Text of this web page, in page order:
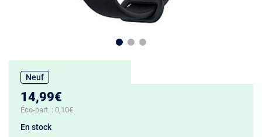
Neuf
14,99€
Éco-part. : 0,10€
En stock